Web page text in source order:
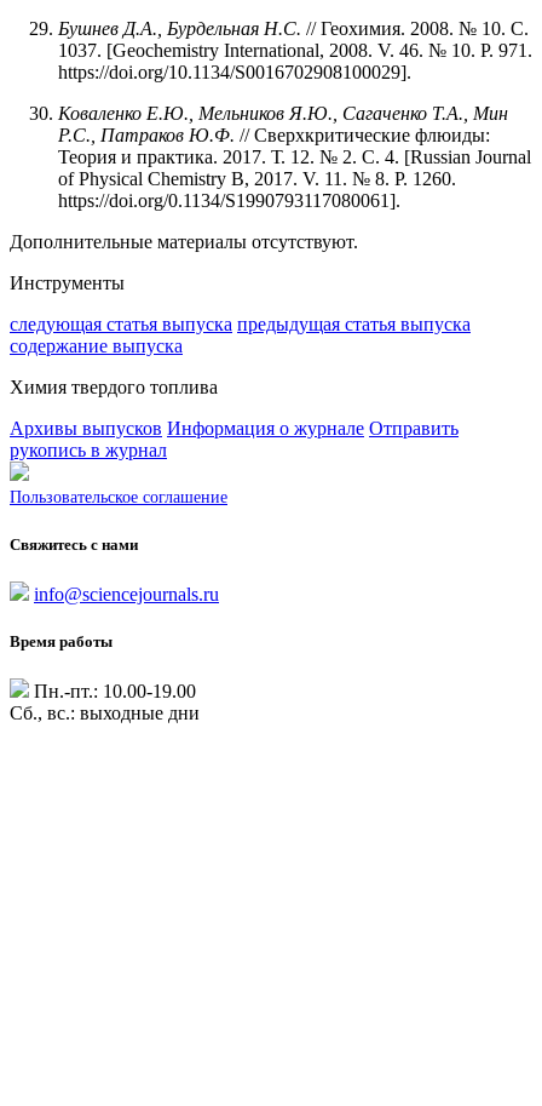
Бушнев Д.А., Бурдельная Н.С. // Геохимия. 2008. № 10. С.
1037. [Geochemistry International, 2008. V. 46. № 10. P. 971.
https://doi.org/10.1134/S0016702908100029].
Коваленко Е.Ю., Мельников Я.Ю., Сагаченко Т.А., Мин
Р.С., Патраков Ю.Ф. // Сверхкритические флюиды:
Теория и практика. 2017. Т. 12. № 2. С. 4. [Russian Journal
of Physical Chemistry B, 2017. V. 11. № 8. P. 1260.
https://doi.org/0.1134/S1990793117080061].
Дополнительные материалы отсутствуют.
Инструменты
следующая статья выпуска предыдущая статья выпуска
содержание выпуска
Химия твердого топлива
Архивы выпусков Информация о журнале Отправить
рукопись в журнал
Пользовательское соглашение
Свяжитесь с нами
info@sciencejournals.ru
Время работы
Пн.-пт.: 10.00-19.00
Сб., вс.: выходные дни